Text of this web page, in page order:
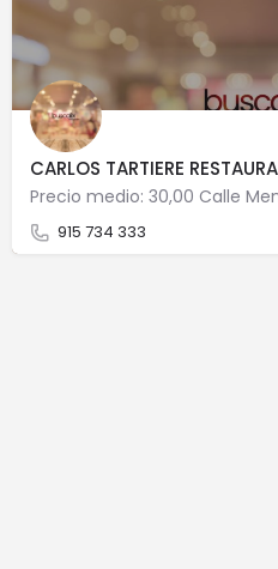
CARLOS TARTIERE
Precio medio: 30,00 Calle
915 734 333